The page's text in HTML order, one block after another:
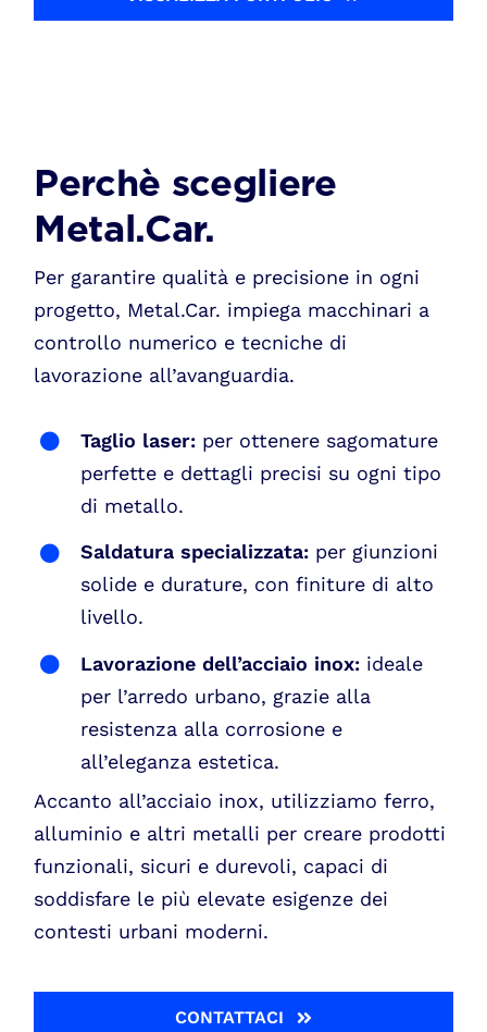
Perchè scegliere
Metal.Car.
Per garantire qualità e precisione in ogni
progetto, Metal.Car. impiega macchinari a
controllo numerico e tecniche di
lavorazione all’avanguardia.
Taglio laser: per ottenere sagomature
perfette e dettagli precisi su ogni tipo
di metallo.
Saldatura specializzata: per giunzioni
solide e durature, con finiture di alto
livello.
Lavorazione dell’acciaio inox: ideale
per l’arredo urbano, grazie alla
resistenza alla corrosione e
all’eleganza estetica.
Accanto all’acciaio inox, utilizziamo ferro,
alluminio e altri metalli per creare prodotti
funzionali, sicuri e durevoli, capaci di
soddisfare le più elevate esigenze dei
contesti urbani moderni.
CONTATTACI